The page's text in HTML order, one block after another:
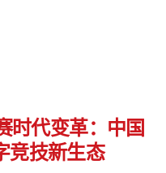
时代变革：中国
竞技新生态